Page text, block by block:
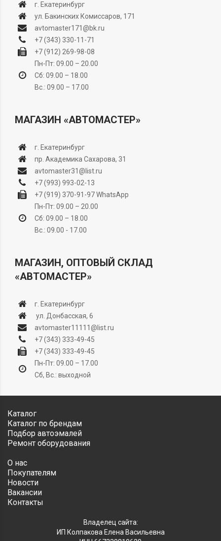
г. Екатеринбург
ул. Бакинских Комиссаров, 171
avtomaster171@bk.ru
+7 (343) 330-11-71
+7 (912) 269-98-08
Пн-Пт: 09.00 – 20.00
Сб: 09.00 – 18.00
Вс.: 09.00 – 17.00
МАГАЗИН «АВТОМАСТЕР»
г. Екатеринбург
пр. Академика Сахарова, 31
avtomaster31@list.ru
+7 (993) 993-02-13
+7 (919) 370-91-97WhatsApp
Пн-Пт: 09.00 – 20.00
Сб: 09.00 – 18.00
Вс.: 09.00 - 17.00
МАГАЗИН, ОПТОВЫЙ СКЛАД
«АВТОМАСТЕР»
г. Екатеринбург
ул. Донбасская, 6
avtomaster11111@list.ru
+7 (343) 333-49-45
+7 (343) 333-49-45
Пн-Пт: 09.00 – 17.00
Сб, Вс.: выходной
Каталог
Каталог по брендам
Подбор автоэмалей
Ремонт оборудования
О нас
Покупателям
Новости
Вакансии
Контакты
Владелец сайта:
ИП Колпакова Елена Васильевна